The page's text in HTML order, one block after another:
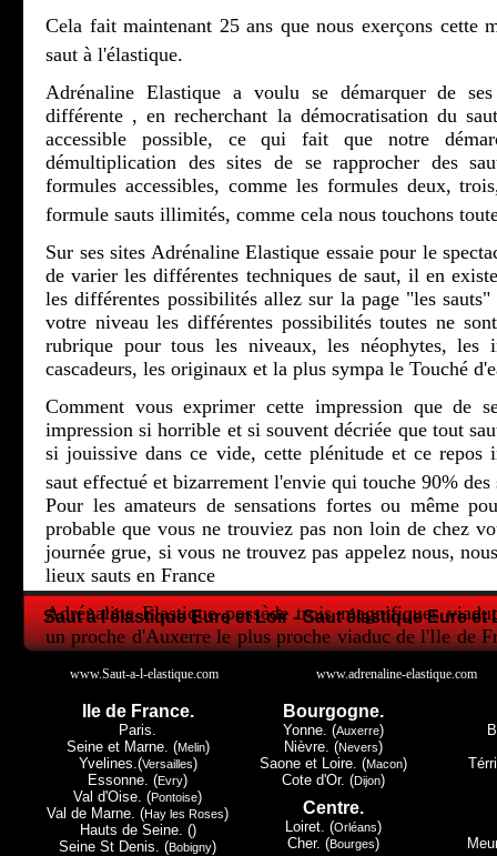
Saut à l'élastique Eure et Loir - Saut élastique Eure et
Ile de France.
Paris.
Seine et Marne. (Melin)
Yvelines.(Versailles)
Essonne. (Evry)
Val d'Oise. (Pontoise)
Val de Marne. (Hay les Roses)
Hauts de Seine. ()
Seine St Denis. (Bobigny)
Bourgogne.
Yonne. (Auxerre)
Nièvre. (Nevers)
Saone et Loire. (Macon)
Cote d'Or. (Dijon)
Centre.
Loiret. (Orléans)
Cher. (Bourges)
Cela fait maintenant 25 ans que nous exerçons cette
saut à l'élastique.
Adrénaline Elastique a voulu se démarquer de
différente , en recherchant la démocratisation du
accessible possible, ce qui fait que notre
démultiplication des sites de se rapprocher des
formules accessibles, comme les formules deux,
formule sauts illimités, comme cela nous touchons
Sur ses sites Adrénaline Elastique essaie pour le
de varier les différentes techniques de saut, il en
les différentes possibilités allez sur la page "les
votre niveau les différentes possibilités toutes ne
rubrique pour tous les niveaux, les néophytes, les
cascadeurs, les originaux et la plus sympa le Touché
Comment vous exprimer cette impression que de
impression si horrible et si souvent décriée que tout
si jouissive dans ce vide, cette plénitude et ce repos
saut effectué et bizarrement l'envie qui touche 90% des
Pour les amateurs de sensations fortes ou même
probable que vous ne trouviez pas non loin de chez
journée grue, si vous ne trouvez pas appelez nous,
lieux sauts en France
Adrénaline Elastique possède trois magnifiques
un proche d'Auxerre le plus proche viaduc de l'Ile de
la Lorraine et le petit dernier en Champagne Ardenne.
Tous les trois ont leur spécificité, Druyes les Belles
de Paris, Exermont lui dans les Ardennes c'est la
Luxembourg, mais c'est à Claudon et seulement à
Must du Must le touché d'eau.
Nous espérons vous avoir donné envie de regarder
donc peut-être pour un avenir proche, vous avoir
www.Saut-a-l-elastique.com www.adrenaline-elastique.com